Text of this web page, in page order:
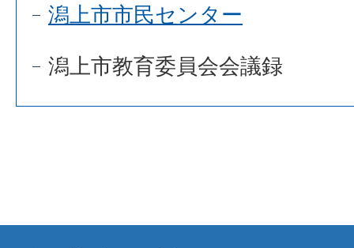
潟上市市民センター
潟上市教育委員会会議録